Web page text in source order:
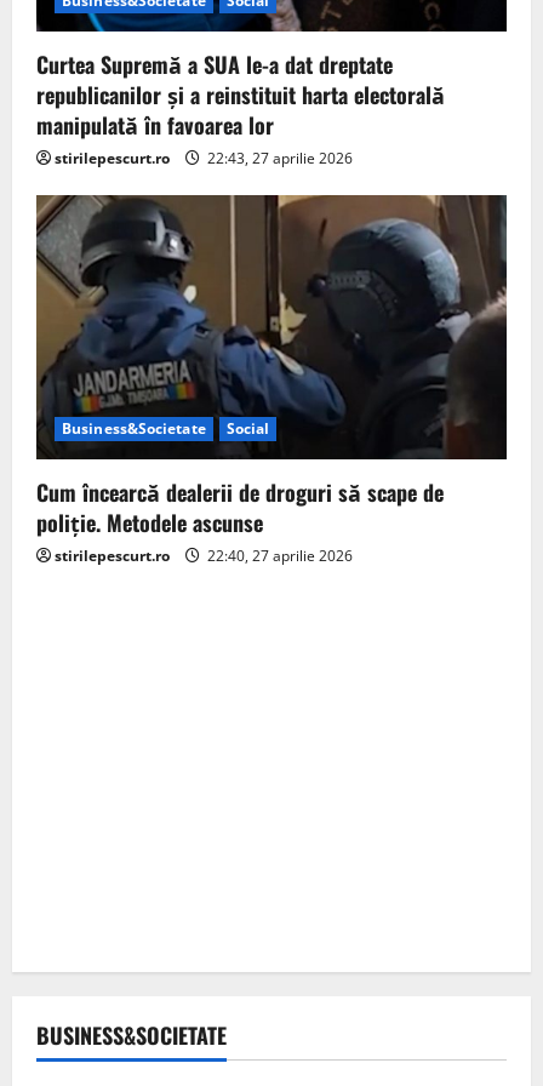
Curtea Supremă a SUA le-a dat dreptate
republicanilor și a reinstituit harta electorală
manipulată în favoarea lor
stirilepescurt.ro 22:43, 27 aprilie 2026
Business&Societate Social
Cum încearcă dealerii de droguri să scape de
poliție. Metodele ascunse
stirilepescurt.ro 22:40, 27 aprilie 2026
BUSINESS&SOCIETATE